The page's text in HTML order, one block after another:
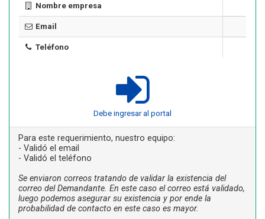
Nombre empresa
Email
Teléfono
Debe ingresar al portal
Para este requerimiento, nuestro equipo:
- Validó el email
- Validó el teléfono
Se enviaron correos tratando de validar la existencia del
correo del Demandante. En este caso el correo está validado,
luego podemos asegurar su existencia y por ende la
probabilidad de contacto en este caso es mayor.